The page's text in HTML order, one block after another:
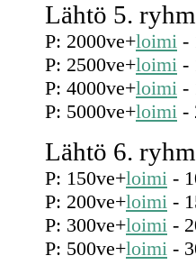
Lähtö 5.
P: 2000ve+loimi -
P: 2500ve+loimi -
P: 4000ve+loimi -
P: 5000ve+loimi -
Lähtö 6.
P: 150ve+loimi -
P: 200ve+loimi -
P: 300ve+loimi -
P: 500ve+loimi -